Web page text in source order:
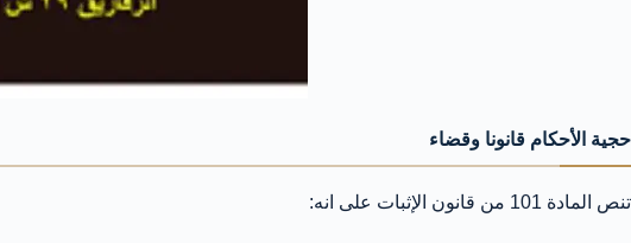
حجية الأحكام قانونا وقضاء
تنص المادة 101 من قانون الإثبات على انه: